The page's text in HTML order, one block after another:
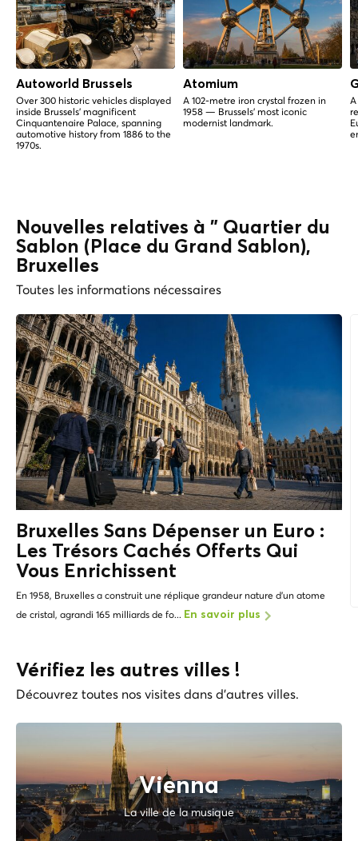
Autoworld Brussels
Over 300 historic vehicles displayed
inside Brussels' magnificent
Cinquantenaire Palace, spanning
automotive history from 1886 to the
1970s.
Atomium
A 102-metre iron crystal frozen in
1958 — Brussels' most iconic
modernist landmark.
Nouvelles relatives à " Quartier du
Sablon (Place du Grand Sablon),
Bruxelles
Toutes les informations nécessaires
Bruxelles Sans Dépenser un Euro :
Les Trésors Cachés Offerts Qui
Vous Enrichissent
En 1958, Bruxelles a construit une réplique grandeur nature d'un atome
de cristal, agrandi 165 milliards de fo... En savoir plus
Vérifiez les autres villes !
Découvrez toutes nos visites dans d'autres villes.
Vienna
La ville de la musique